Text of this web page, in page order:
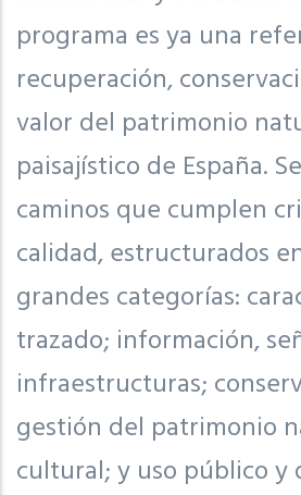
programa es ya una
recuperación,
valor del patrimonio
paisajístico de España.
caminos que cumplen
calidad, estructurados
grandes categorías:
trazado; información,
infraestructuras;
gestión del patrimonio
cultural; y uso público y